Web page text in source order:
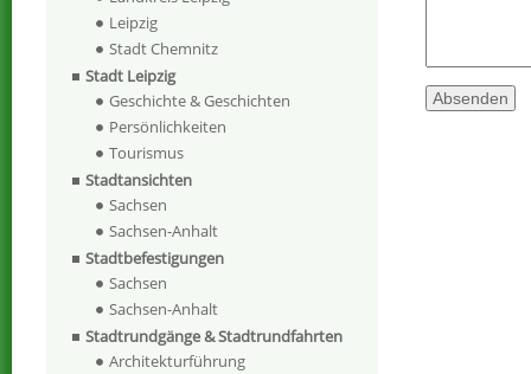
Leipzig
Stadt Chemnitz
Stadt Leipzig
Geschichte & Geschichten
Persönlichkeiten
Tourismus
Stadtansichten
Sachsen
Sachsen-Anhalt
Stadtbefestigungen
Sachsen
Sachsen-Anhalt
Stadtrundgänge & Stadtrundfahrten
Architekturführung